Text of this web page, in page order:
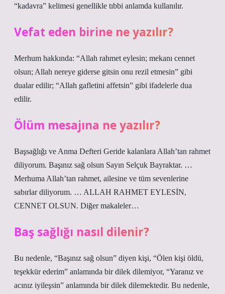
“kadavra” kelimesi genellikle tıbbi anlamda kullanılır.
Vefat eden birine ne yazılır?
Merhum hakkında: “Allah rahmet eylesin; mekanı cennet
olsun; Allah nereye giderse gitsin onu rezil etmesin” gibi
dualar edilir; “Allah gafletini affetsin” gibi ifadelerle dua
edilir.
Ölüm mesajına ne yazılır?
Başsağlığı ve Anma Defteri Geride kalanlara Allah’tan rahmet
diliyorum. Başınız sağ olsun Sayın Selçuk Bayraktar. …
Merhuma Allah’tan rahmet, ailesine ve tüm sevenlerine
sabırlar diliyorum. … ALLAH RAHMET EYLESİN,
CENNET OLSUN. Diğer makaleler…
Baş sağlığı nasıl dilenir?
Bu nedenle, “Başınız sağ olsun” diyen kişi, “Ölen kişi öldü,
teşekkür ederim” anlamında bir dilek dilemiyor, “Yaranız ve
acınız iyileşsin” anlamında bir dilek dilemektedir. Bu nedenle,